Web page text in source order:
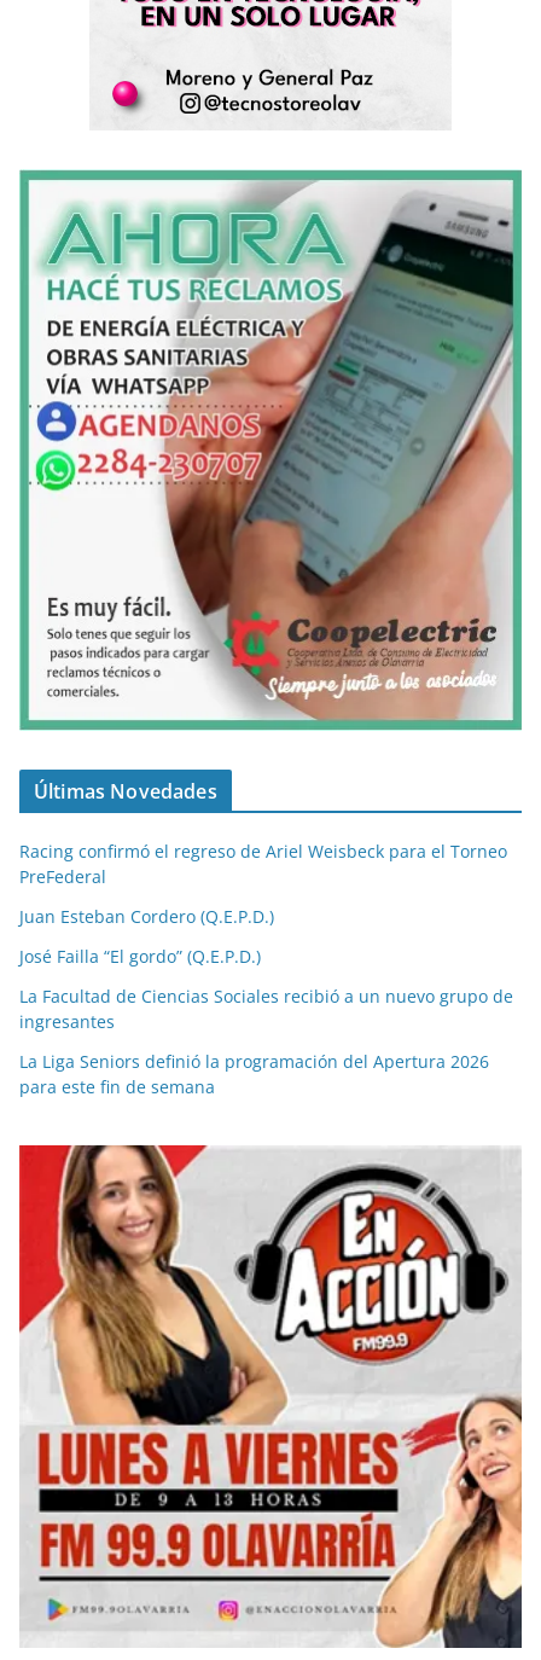
Últimas Novedades
Racing confirmó el regreso de Ariel Weisbeck para el Torneo
PreFederal
Juan Esteban Cordero (Q.E.P.D.)
José Failla “El gordo” (Q.E.P.D.)
La Facultad de Ciencias Sociales recibió a un nuevo grupo de
ingresantes
La Liga Seniors definió la programación del Apertura 2026
para este fin de semana